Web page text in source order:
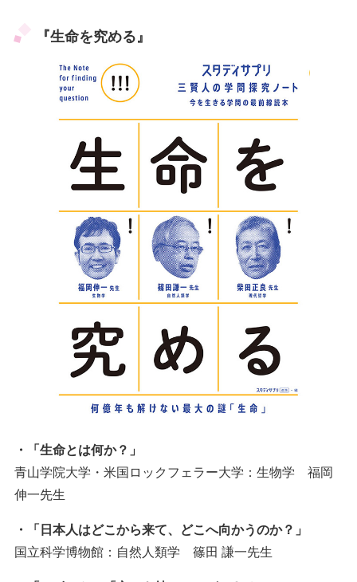
『生命を究める』
・「生命とは何か？」
青山学院大学・米国ロックフェラー大学：生物学 福岡
伸一先生
・「日本人はどこから来て、どこへ向かうのか？」
国立科学博物館：自然人類学 篠田 謙一先生